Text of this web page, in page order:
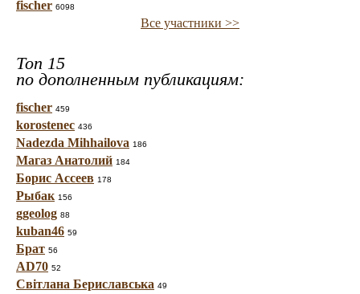
fischer 6098
Все участники >>
Топ 15
по дополненным публикациям:
fischer 459
korostenec 436
Nadezda Mihhailova 186
Магаз Анатолий 184
Борис Ассеев 178
Рыбак 156
ggeolog 88
kuban46 59
Брат 56
AD70 52
Світлана Бериславська 49